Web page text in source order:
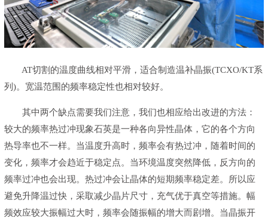
AT切割的温度曲线相对平滑，适合制造温补晶振(TCXO/KT系
列)。宽温范围的频率稳定性也相对较好。
其中两个缺点需要我们注意，我们也相应给出改进的方法：
较大的频率热过冲现象石英是一种各向异性晶体，它的各个方向
热导率也不一样。当温度升高时，频率会有热过冲，随着时间的
变化，频率才会趋近于稳定点。当环境温度突然降低，反方向的
频率过冲也会出现。热过冲会让晶体的短期频率稳定差。所以应
避免升降温过快，采取减少晶片尺寸，充气优于真空等措施。幅
频效应较大振幅过大时，频率会随振幅的增大而剧增。当晶振开